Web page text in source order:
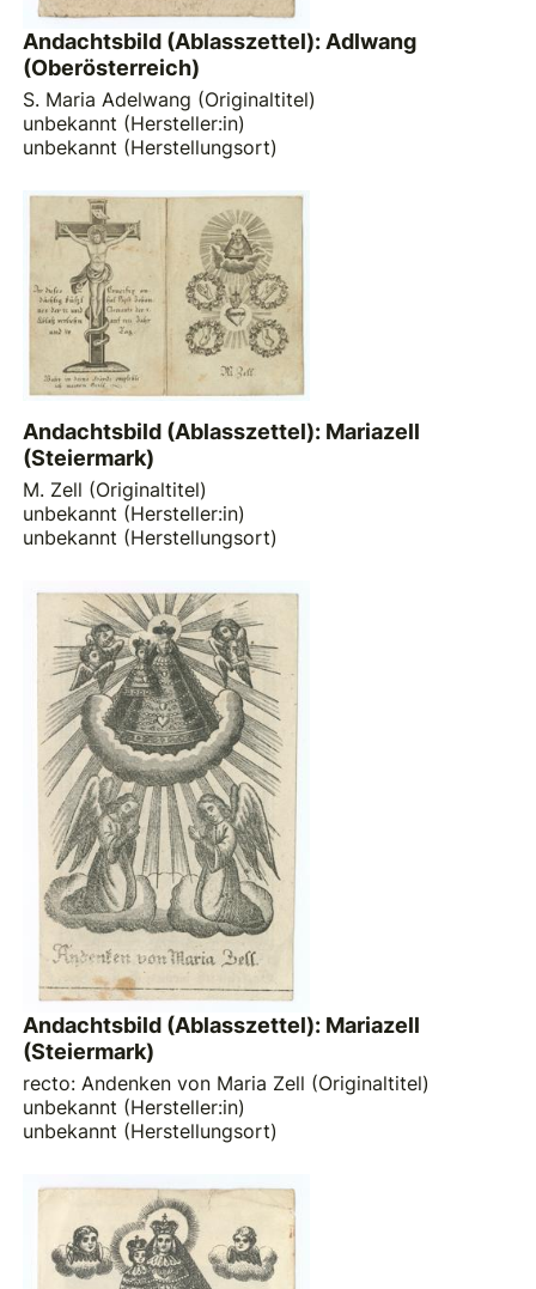
Andachtsbild (Ablasszettel): Adlwang
(Oberösterreich)
S. Maria Adelwang (Originaltitel)
unbekannt (Hersteller:in)
unbekannt (Herstellungsort)
Andachtsbild (Ablasszettel): Mariazell
(Steiermark)
M. Zell (Originaltitel)
unbekannt (Hersteller:in)
unbekannt (Herstellungsort)
Andachtsbild (Ablasszettel): Mariazell
(Steiermark)
recto: Andenken von Maria Zell (Originaltitel)
unbekannt (Hersteller:in)
unbekannt (Herstellungsort)